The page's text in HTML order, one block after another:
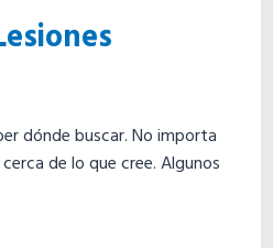
dónde buscar. No importa
de lo que cree. Algunos